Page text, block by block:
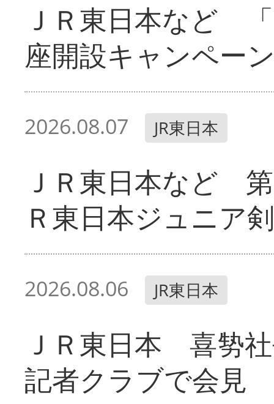
ＪＲ東日本など
座開設キャンペー
2026.08.07 JR東日本
ＪＲ東日本など
Ｒ東日本ジュニア
2026.08.06 JR東日本
ＪＲ東日本 喜㔟
記者クラブで会見